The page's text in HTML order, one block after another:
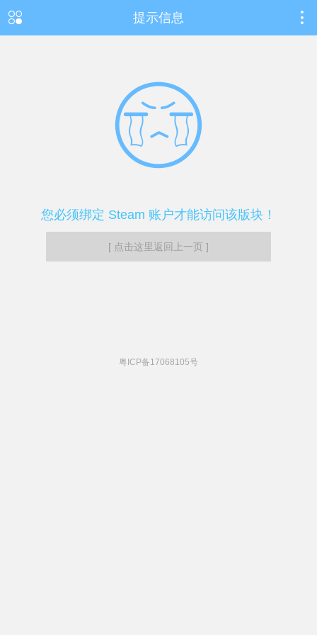
提示信息
您必须绑定 Steam 账户才能访问该版块！
[ 点击这里返回上一页 ]
粤ICP备17068105号